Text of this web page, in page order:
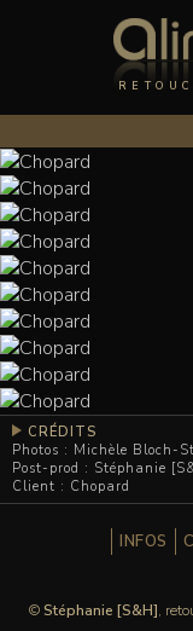
CRÉDITS
Photos : Michèle Bloch-
Post-prod : Stéphanie
Client : Chopard
INFOS
©Stéphanie [S&H],